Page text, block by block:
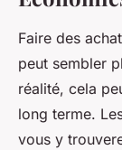
Faire des
peut sembler
réalité, cela
long terme.
vous y